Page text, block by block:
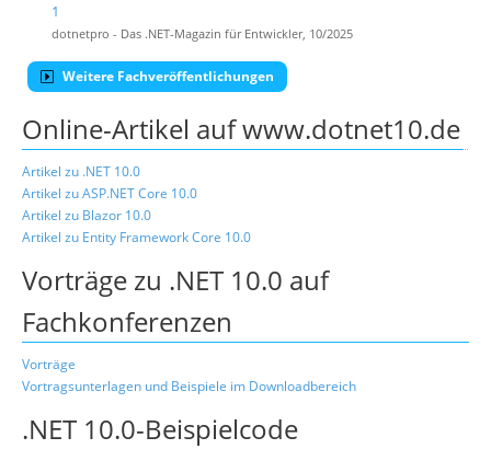
1
dotnetpro - Das .NET-Magazin für Entwickler, 10/2025
Weitere Fachveröffentlichungen
Online-Artikel auf www.dotnet10.de
Artikel zu .NET 10.0
Artikel zu ASP.NET Core 10.0
Artikel zu Blazor 10.0
Artikel zu Entity Framework Core 10.0
Vorträge zu .NET 10.0 auf
Fachkonferenzen
Vorträge
Vortragsunterlagen und Beispiele im Downloadbereich
.NET 10.0-Beispielcode